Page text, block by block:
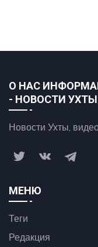
О НАС
- НОВОСТИ УХТЫ
Новости Ухты,
МЕНЮ
Теги
Редакция